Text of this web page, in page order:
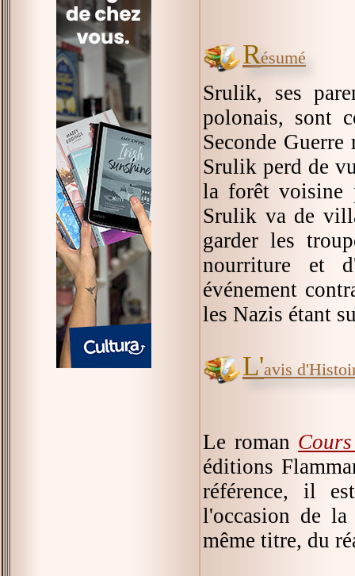
Résumé
Srulik, ses
polonais, sont
Seconde
Srulik perd de
la forêt voisine
Srulik va de
garder les
nourriture et
événement
les Nazis étant
L'avis
Le roman
éditions
référence, il
l'occasion de
même titre, du